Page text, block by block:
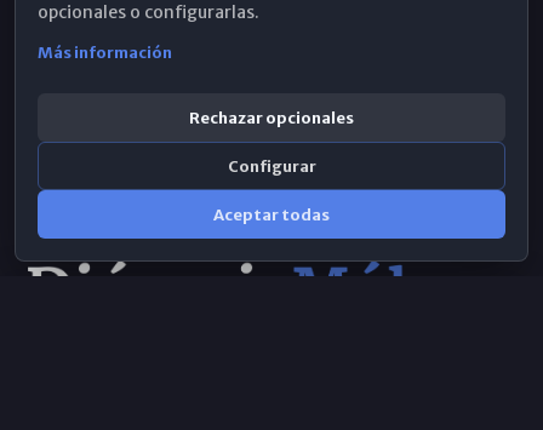
opcionales o configurarlas.
Más información
Rechazar opcionales
Configurar
Aceptar todas